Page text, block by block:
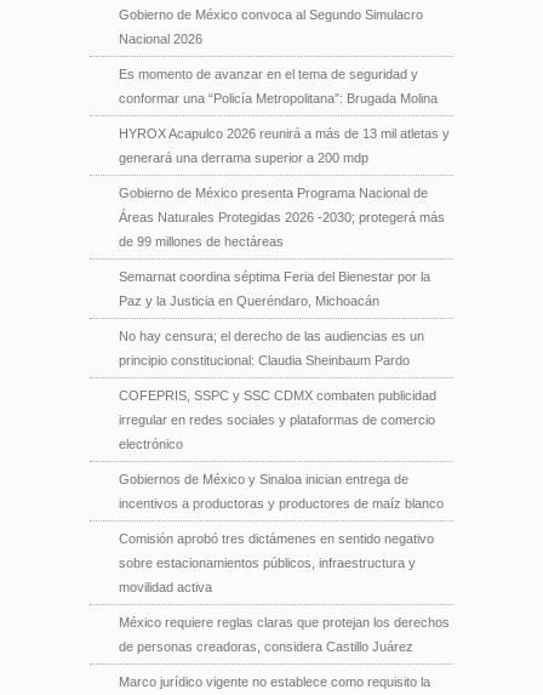
Gobierno de México convoca al Segundo Simulacro
Nacional 2026
Es momento de avanzar en el tema de seguridad y
conformar una “Policía Metropolitana”: Brugada Molina
HYROX Acapulco 2026 reunirá a más de 13 mil atletas y
generará una derrama superior a 200 mdp
Gobierno de México presenta Programa Nacional de
Áreas Naturales Protegidas 2026 -2030; protegerá más
de 99 millones de hectáreas
Semarnat coordina séptima Feria del Bienestar por la
Paz y la Justicia en Queréndaro, Michoacán
No hay censura; el derecho de las audiencias es un
principio constitucional: Claudia Sheinbaum Pardo
COFEPRIS, SSPC y SSC CDMX combaten publicidad
irregular en redes sociales y plataformas de comercio
electrónico
Gobiernos de México y Sinaloa inician entrega de
incentivos a productoras y productores de maíz blanco
Comisión aprobó tres dictámenes en sentido negativo
sobre estacionamientos públicos, infraestructura y
movilidad activa
México requiere reglas claras que protejan los derechos
de personas creadoras, considera Castillo Juárez
Marco jurídico vigente no establece como requisito la